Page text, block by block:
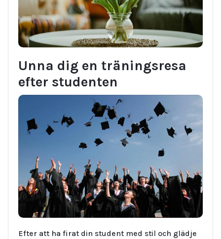
Unna dig en träningsresa
efter studenten
Efter att ha firat din student med stil och glädje